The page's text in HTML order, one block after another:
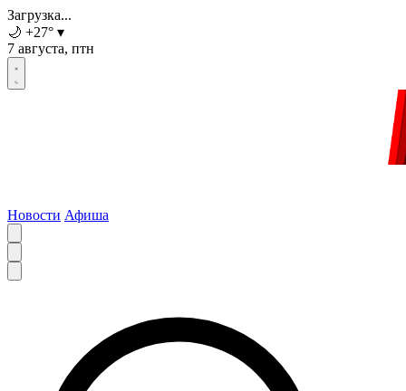
Загрузка...
🌙 +27° ▾
7 августа, птн
Новости Афиша